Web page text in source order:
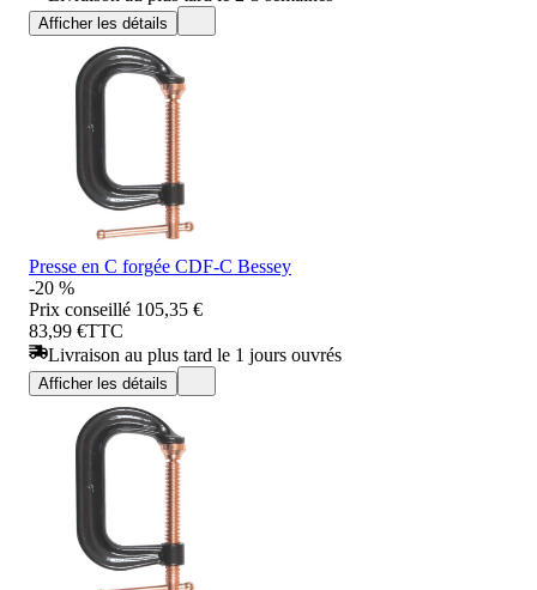
Afficher les détails
Presse en C forgée CDF-C Bessey
-20 %
Prix conseillé 105,35 €
83,99 €TTC
Livraison au plus tard le 1 jours ouvrés
Afficher les détails